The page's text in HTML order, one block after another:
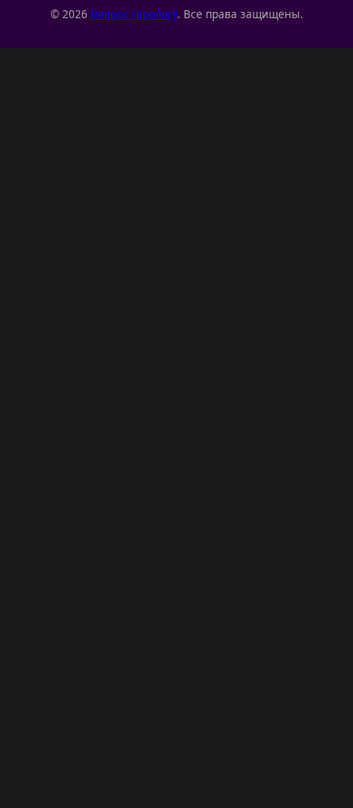
© 2026 Вопрос тарологу. Все права защищены.